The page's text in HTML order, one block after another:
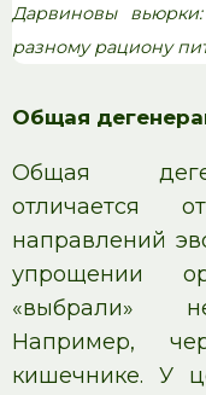
Дарвиновы
разному рациону
Общая
Общая
отличается
направлений
упрощении
«выбрали»
Например,
кишечнике. У